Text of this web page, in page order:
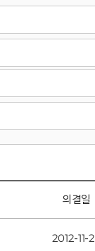
의결일
2012-11-